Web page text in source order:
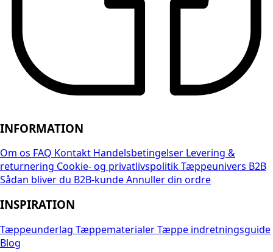
INFORMATION
Om os FAQ Kontakt Handelsbetingelser Levering &
returnering Cookie- og privatlivspolitikTæppeunivers B2B
Sådan bliver du B2B-kundeAnnuller din ordre
INSPIRATION
Tæppeunderlag TæppematerialerTæppe indretningsguide
Blog